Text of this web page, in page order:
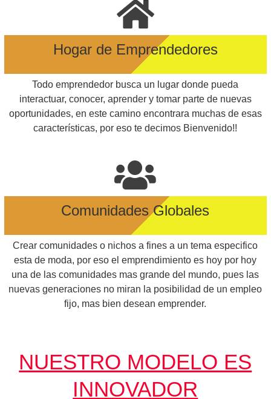
Hogar de Emprendedores
Todo emprendedor busca un lugar donde pueda
interactuar, conocer, aprender y tomar parte de nuevas
oportunidades, en este camino encontrara muchas de esas
características, por eso te decimos Bienvenido!!
Comunidades Globales
Crear comunidades o nichos a fines a un tema especifico
esta de moda, por eso el emprendimiento es hoy por hoy
una de las comunidades mas grande del mundo, pues las
nuevas generaciones no miran la posibilidad de un empleo
fijo, mas bien desean emprender.
NUESTRO MODELO ES
INNOVADOR